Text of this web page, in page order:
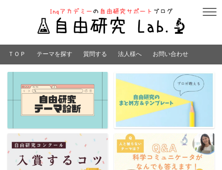
ＴＯＰ テーマを探す 質問する 法人様へ お問い合わせ